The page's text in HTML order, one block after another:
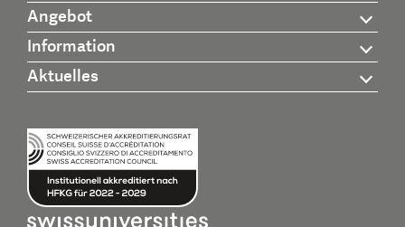
Angebot
Information
Aktuelles